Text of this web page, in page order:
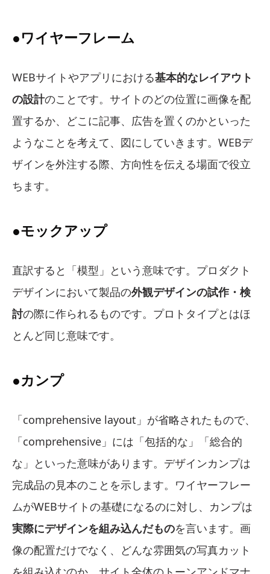
●ワイヤーフレーム
WEBサイトやアプリにおける基本的なレイアウト
の設計のことです。サイトのどの位置に画像を配
置するか、どこに記事、広告を置くのかといった
ようなことを考えて、図にしていきます。WEBデ
ザインを外注する際、方向性を伝える場面で役立
ちます。
●モックアップ
直訳すると「模型」という意味です。プロダクト
デザインにおいて製品の外観デザインの試作・検
討の際に作られるものです。プロトタイプとはほ
とんど同じ意味です。
●カンプ
「comprehensive layout」が省略されたもので、
「comprehensive」には「包括的な」「総合的
な」といった意味があります。デザインカンプは
完成品の見本のことを示します。ワイヤーフレー
ムがWEBサイトの基礎になるのに対し、カンプは
実際にデザインを組み込んだものを言います。画
像の配置だけでなく、どんな雰囲気の写真カット